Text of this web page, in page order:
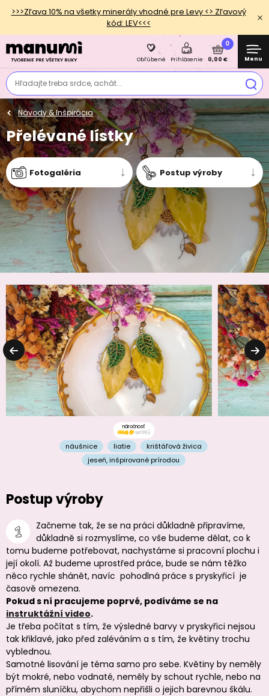
>>>Zľava 10% na všetky minerály vhodné pre Levy <> Zľavový
kód: LEV<<<
Hľadajte treba srdce, achát...
Obľúbené Prihlásenie
0
0,00 € Menu
Návody & Inšpirácia
Přelévané lístky
Fotogaléria Postup výroby
náročnosť
náušnice liatie
krištáľová živica
jeseň,inšpirované prírodou
Postup výroby
Začneme tak, že se na práci důkladně připravíme,
důkladně si rozmyslíme, co vše budeme dělat, co k
tomu budeme potřebovat, nachystáme si pracovní plochu i
její okolí. Až budeme uprostřed práce, bude se nám těžko
něco rychle shánět, navíc pohodlná práce s pryskyřicí je
časově omezena.
Pokud s ní pracujeme poprvé, podíváme se na
instruktážní video.
Je třeba počítat s tím, že výsledné barvy v pryskyřici nejsou
tak křiklavé, jako před zaléváním a s tím, že květiny trochu
vyblednou.
Samotné lisování je téma samo pro sebe. Květiny by neměly
být mokré, nebo vodnaté, neměly by schout rychle, nebo na
přímém sluníčku, abychom nepřišli o jejich barevnou škálu.